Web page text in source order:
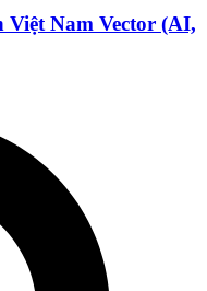
Việt Nam Vector (AI,